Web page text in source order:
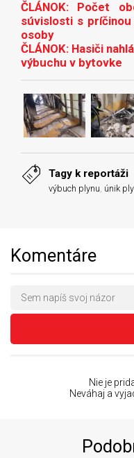
ČLÁNOK: Počet
súvislosti s
osoby
ČLÁNOK: Hasiči
výbuchu v bytovke
Tagy k reportáži
výbuch plynu, únik
Komentáre
Nie je
Neváhaj a